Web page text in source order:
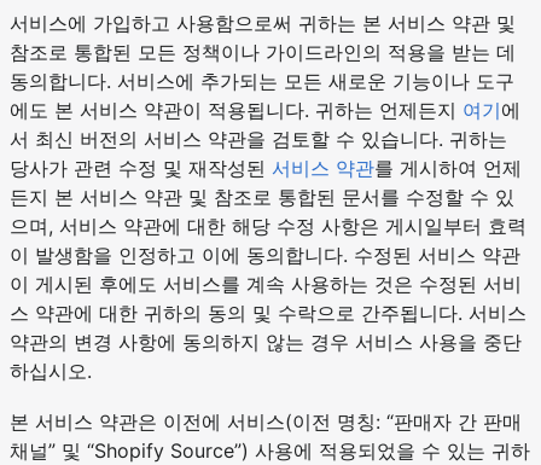
서비스에 가입하고 사용함으로써 귀하는 본 서비스 약관 및
참조로 통합된 모든 정책이나 가이드라인의 적용을 받는 데
동의합니다. 서비스에 추가되는 모든 새로운 기능이나 도구
에도 본 서비스 약관이 적용됩니다. 귀하는 언제든지 여기에
서 최신 버전의 서비스 약관을 검토할 수 있습니다. 귀하는
당사가 관련 수정 및 재작성된 서비스 약관를 게시하여 언제
든지 본 서비스 약관 및 참조로 통합된 문서를 수정할 수 있
으며, 서비스 약관에 대한 해당 수정 사항은 게시일부터 효력
이 발생함을 인정하고 이에 동의합니다. 수정된 서비스 약관
이 게시된 후에도 서비스를 계속 사용하는 것은 수정된 서비
스 약관에 대한 귀하의 동의 및 수락으로 간주됩니다. 서비스
약관의 변경 사항에 동의하지 않는 경우 서비스 사용을 중단
하십시오.
본 서비스 약관은 이전에 서비스(이전 명칭: “판매자 간 판매
채널” 및 “Shopify Source”) 사용에 적용되었을 수 있는 귀하